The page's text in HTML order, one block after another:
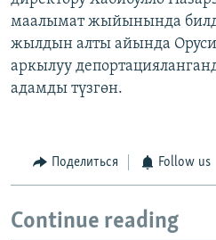
маалымат жыйынында
жылдын алты айында
аркылуу
адамды түзгөн.
Поделиться Follow us
Continue reading